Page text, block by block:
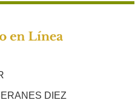
DIEZ